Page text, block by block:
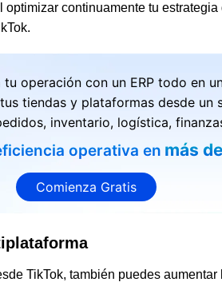
continuamente tu
tu operación con un ERP todo en
tiendas y plataformas desde un
inventario, logística,
operativa en más
Comienza Gratis
TikTok, también puedes